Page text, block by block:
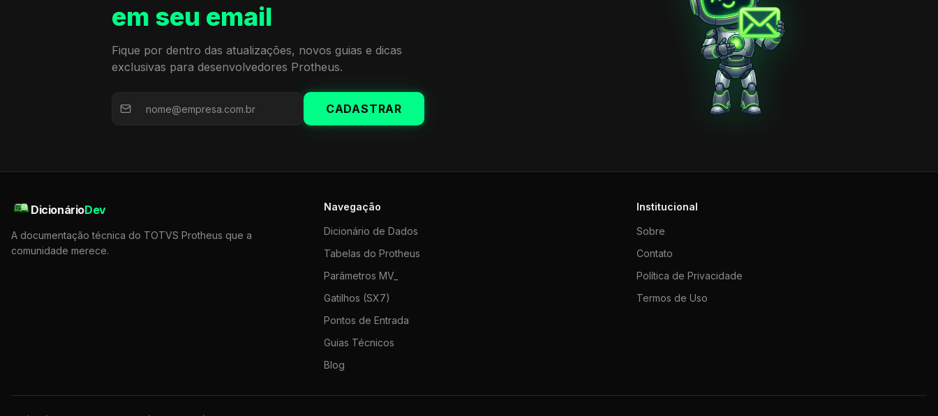
em seu email
Fique por dentro das atualizações, novos guias e dicas
exclusivas para desenvolvedores Protheus.
CADASTRAR
DicionárioDev
A documentação técnica do TOTVS Protheus que a
comunidade merece.
Navegação
Dicionário de Dados
Tabelas do Protheus
Parâmetros MV_
Gatilhos (SX7)
Pontos de Entrada
Guias Técnicos
Blog
Institucional
Sobre
Contato
Política de Privacidade
Termos de Uso